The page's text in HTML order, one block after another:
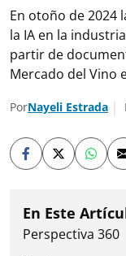
En otoño de 2024
la IA en la
partir de
Mercado del Vino
PorNayeli Estrada
Perspectiva 360